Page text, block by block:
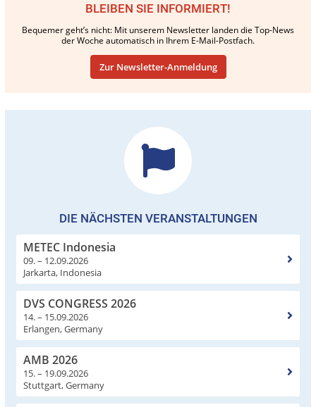
BLEIBEN SIE INFORMIERT!
Bequemer geht’s nicht: Mit unserem Newsletter landen die Top-News
der Woche automatisch in Ihrem E-Mail-Postfach.
Zur Newsletter-Anmeldung
DIE NÄCHSTEN VERANSTALTUNGEN
METEC Indonesia
09. – 12.09.2026
Jarkarta, Indonesia
DVS CONGRESS 2026
14. – 15.09.2026
Erlangen, Germany
AMB 2026
15. – 19.09.2026
Stuttgart, Germany